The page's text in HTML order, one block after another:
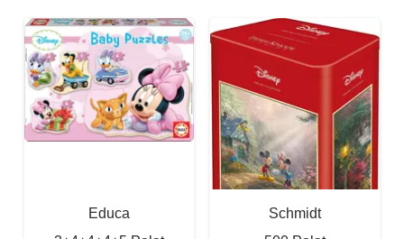
Educa
Schmidt